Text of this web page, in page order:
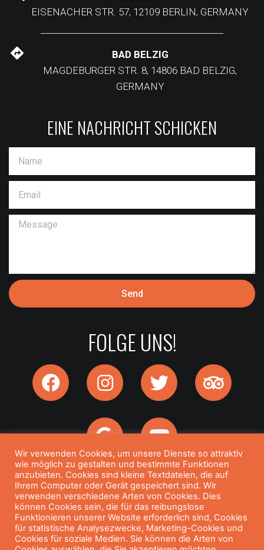
EISENACHER STR. 57, 12109 BERLIN, GERMANY
BAD BELZIG
MAGDEBURGER STR. 8, 14806 BAD BELZIG,
GERMANY
EINE NACHRICHT SCHICKEN
Send
FOLGE UNS!
@ 2024 ALLE RECHTE VORBEHALTEN.
POWERED BY KARMA RESTAURANT
Wir verwenden Cookies, um unsere Dienste so attraktiv
wie möglich zu gestalten und bestimmte Funktionen
anzubieten. Cookies sind kleine Textdateien, die auf
Ihrem Computer oder Gerät gespeichert sind. Wir
verwenden verschiedene Arten von Cookies. Dies
können Cookies sein, die für das reibungslose
Funktionieren unserer Website erforderlich sind, Cookies
für statistische Analysezwecke, Marketing-Cookies und
Cookies für soziale Medien. Sie können die Arten von